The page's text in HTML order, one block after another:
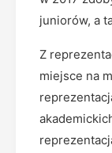
juniorów, a
Z
miejsce na